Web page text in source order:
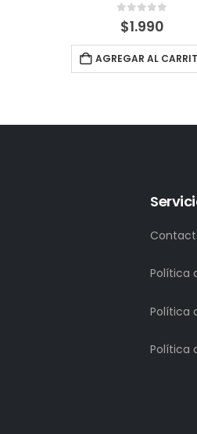
0out of 5
$5.490
AGREGAR AL
Política
Política
Política